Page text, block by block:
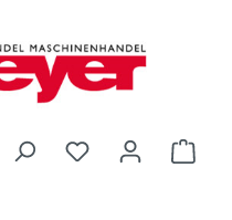
Du hast 0